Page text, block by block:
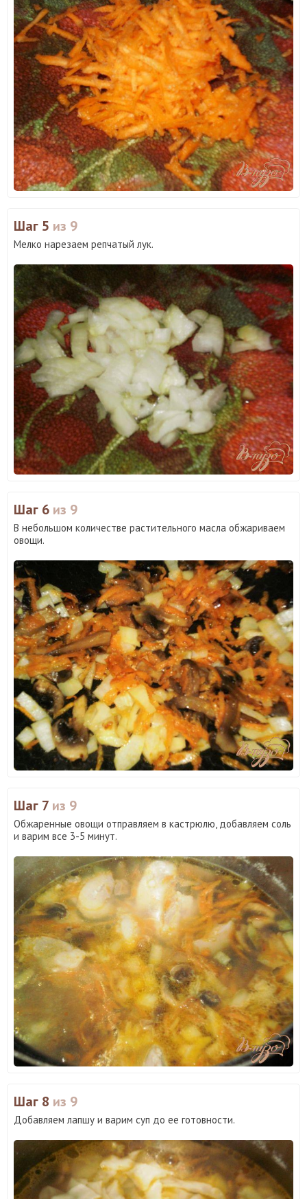
Шаг 5 из 9
Мелко нарезаем репчатый лук.
Шаг 6 из 9
В небольшом количестве растительного масла обжариваем
овощи.
Шаг 7 из 9
Обжаренные овощи отправляем в кастрюлю, добавляем соль
и варим все 3-5 минут.
Шаг 8 из 9
Добавляем лапшу и варим суп до ее готовности.